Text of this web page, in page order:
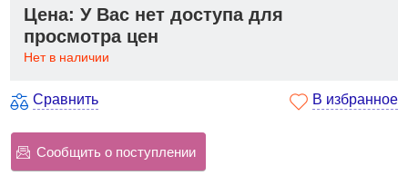
Цена: У Вас нет доступа для
просмотра цен
Нет в наличии
Сравнить В избранное
Сообщить о поступлении